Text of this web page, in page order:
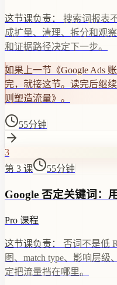
这节课负责：
搜索词报表
成扩量、清理、拆分和观
和证据路径决定下一步。
如果上一节《Google Ads
完，就接这节。读完后继
则塑造流量》。
55分钟
3
第 3 课
55分钟
Google 否定关键词：
Pro 课程
这节课负责：
否词不是低
图、match type、影响层级
定把流量挡在哪里。